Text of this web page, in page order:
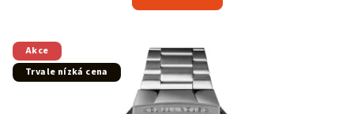
5
hvězdiček.
Akce
Trvale nízká cena